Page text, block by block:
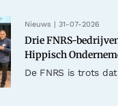
Nieuws | 31-07-2026
Drie FNRS-
Hippisch